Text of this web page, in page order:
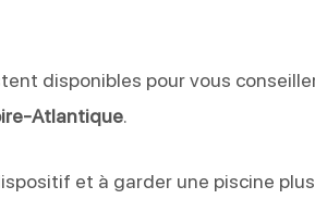
disponibles pour vous
Atlantique.
et à garder une piscine